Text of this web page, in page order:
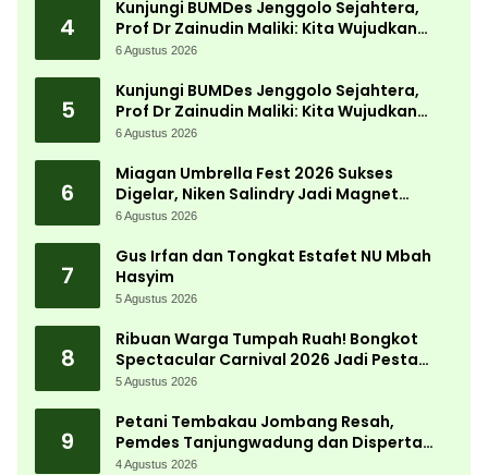
4
Kunjungi BUMDes Jenggolo Sejahtera,
Prof Dr Zainudin Maliki: Kita Wujudkan
Kemandirian Ekonomi dengan Potensi
6 Agustus 2026
5
Kunjungi BUMDes Jenggolo Sejahtera,
Prof Dr Zainudin Maliki: Kita Wujudkan
Kemandirian Ekonomi dengan Potensi
6 Agustus 2026
6
Miagan Umbrella Fest 2026 Sukses
Digelar, Niken Salindry Jadi Magnet
Ribuan Pengunjung
6 Agustus 2026
7
Gus Irfan dan Tongkat Estafet NU Mbah
Hasyim
5 Agustus 2026
8
Ribuan Warga Tumpah Ruah! Bongkot
Spectacular Carnival 2026 Jadi Pesta
Kemerdekaan Terbesar di Peterongan
5 Agustus 2026
9
Petani Tembakau Jombang Resah,
Pemdes Tanjungwadung dan Disperta
Bergerak Cepat
4 Agustus 2026